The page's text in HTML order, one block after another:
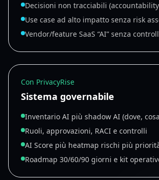
Decisioni non tracciabili
Use case ad alto impatto senza risk
Vendor/feature SaaS “AI” senza
Con PrivacyRise
Sistema governabile
Inventario AI più shadow AI (dove,
Ruoli, approvazioni, RACI e controlli
AI Score più heatmap rischi più
Roadmap 30/60/90 giorni e kit